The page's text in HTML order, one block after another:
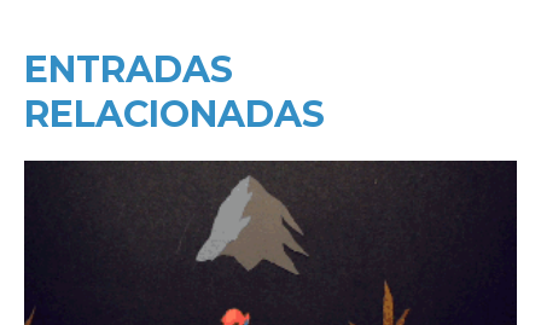
ENTRADAS
RELACIONADAS